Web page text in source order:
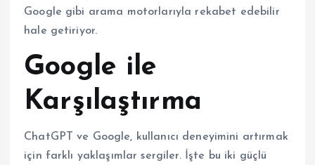
Google gibi arama motorlarıyla rekabet edebilir
hale getiriyor.
Google ile
Karşılaştırma
ChatGPT ve Google, kullanıcı deneyimini artırmak
için farklı yaklaşımlar sergiler. İşte bu iki güçlü